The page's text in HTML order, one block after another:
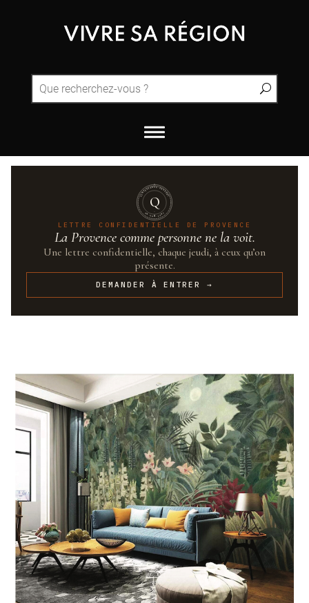
QUINTESSENCE·PROVENCE
UN·SUR·CENT
Q
LETTRE CONFIDENTIELLE DE PROVENCE
La Provence comme personne ne la voit.
Une lettre confidentielle, chaque jeudi, à ceux qu’on
présente.
DEMANDER À ENTRER →